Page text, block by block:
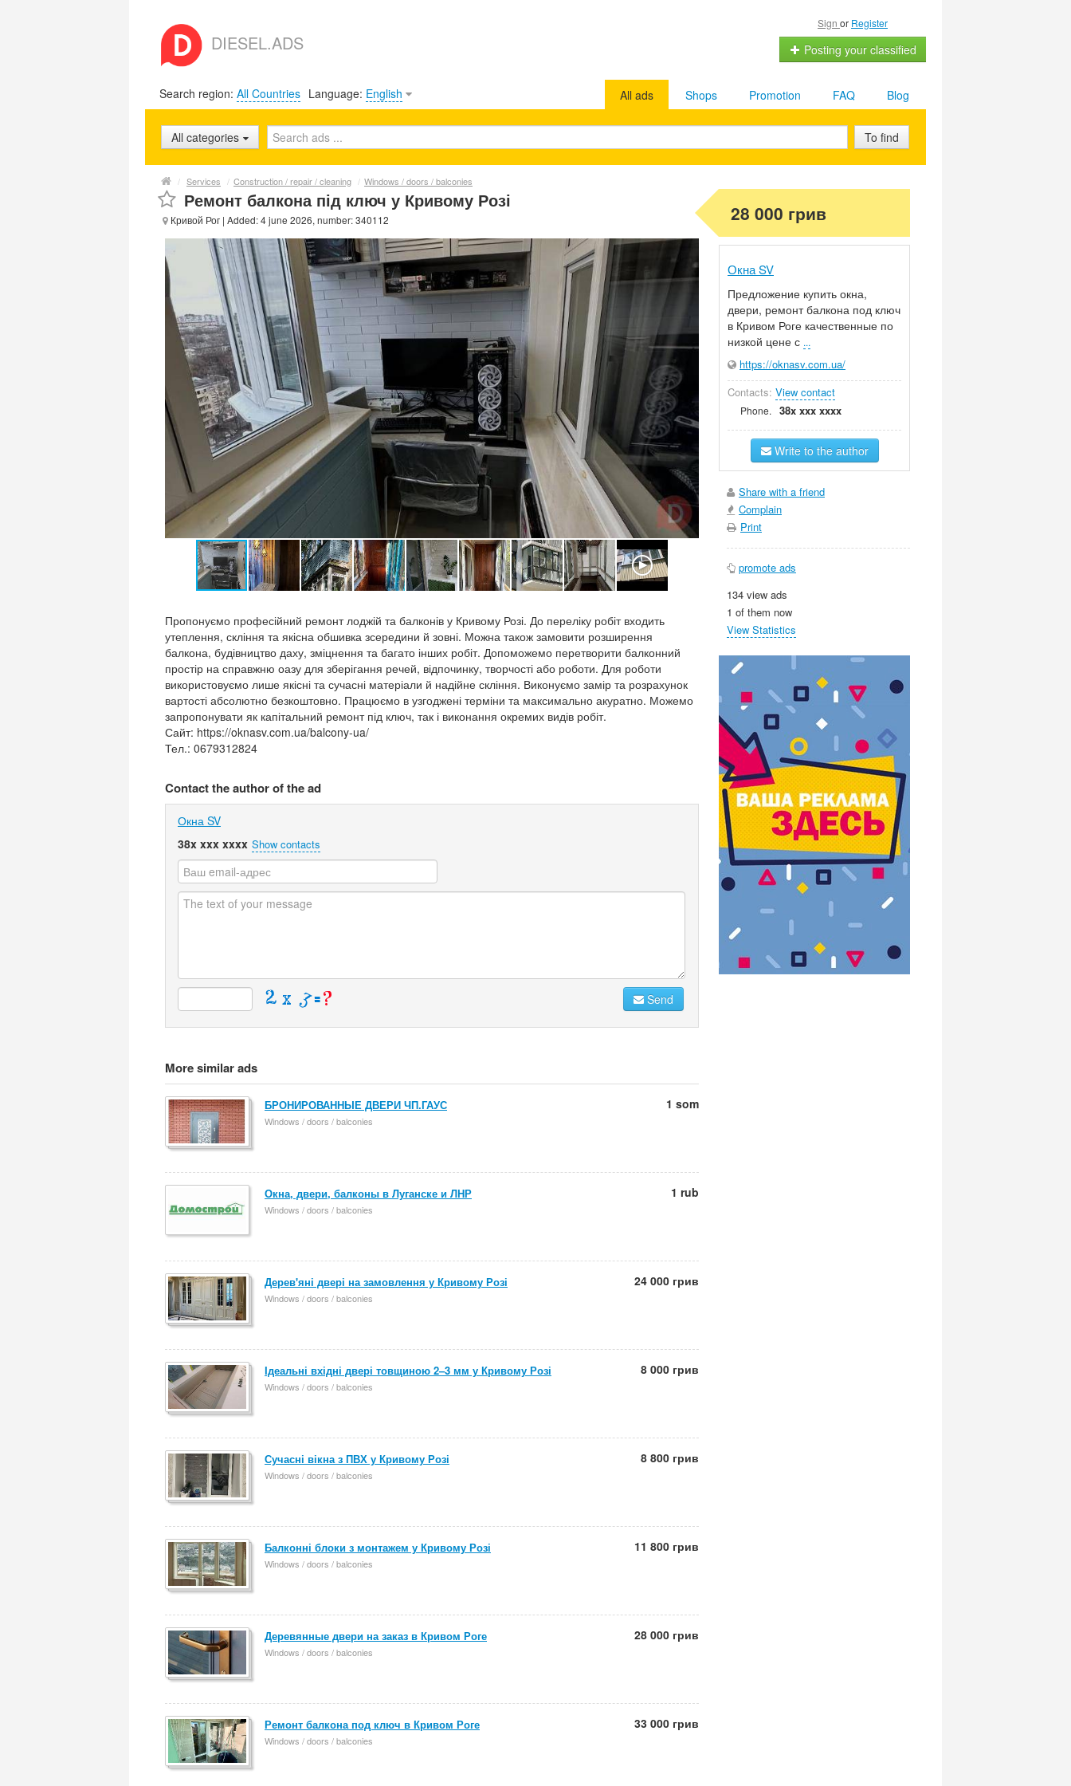
DIESEL.ADS
Sign or Register
Posting your classified
Search region: All Countries Language: English Blog
FAQ
Promotion
Shops
All ads
All categories To find
/ Services / Construction / repair / cleaning / Windows / doors / balconies
Ремонт балкона під ключ у Кривому Розі
Кривой Рог | Added: 4 june 2026, number: 340112
Пропонуємо професійний ремонт лоджій та балконів у Кривому Розі. До переліку робіт входить
утеплення, скління та якісна обшивка зсередини й зовні. Можна також замовити розширення
балкона, будівництво даху, зміцнення та багато інших робіт. Допоможемо перетворити балконний
простір на справжню оазу для зберігання речей, відпочинку, творчості або роботи. Для роботи
використовуємо лише якісні та сучасні матеріали й надійне скління. Виконуємо замір та розрахунок
вартості абсолютно безкоштовно. Працюємо в узгоджені терміни та максимально акуратно. Можемо
запропонувати як капітальний ремонт під ключ, так і виконання окремих видів робіт.
Сайт: https://oknasv.com.ua/balcony-ua/
Тел.: 0679312824
Contact the author of the ad
Окна SV
38x xxx xxxx Show contacts
Send
More similar ads
БРОНИРОВАННЫЕ ДВЕРИ ЧП.ГАУС
Windows / doors / balconies
1 som
Окна, двери, балконы в Луганске и ЛНР
Windows / doors / balconies
1 rub
Дерев'яні двері на замовлення у Кривому Розі
Windows / doors / balconies
24 000 грив
Ідеальні вхідні двері товщиною 2–3 мм у Кривому Розі
Windows / doors / balconies
8 000 грив
Сучасні вікна з ПВХ у Кривому Розі
Windows / doors / balconies
8 800 грив
Балконні блоки з монтажем у Кривому Розі
Windows / doors / balconies
11 800 грив
Деревянные двери на заказ в Кривом Роге
Windows / doors / balconies
28 000 грив
Ремонт балкона под ключ в Кривом Роге
Windows / doors / balconies
33 000 грив
28 000 грив
Окна SV
Предложение купить окна,
двери, ремонт балкона под ключ
в Кривом Роге качественные по
низкой цене с ...
https://oknasv.com.ua/
Contacts: View contact
Phone. 38x xxx xxxx
Write to the author
Share with a friend
Complain
Print
promote ads
134 view ads
1 of them now
View Statistics